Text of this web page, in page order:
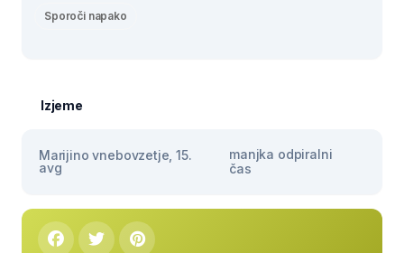
Sporoči napako
Izjeme
Marijino vnebovzetje, 15.
avg
manjka odpiralni
čas